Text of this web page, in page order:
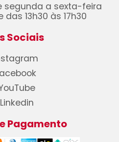
segunda a sexta-feira
das 13h30 às 17h30
Sociais
Linkedin
Pagamento